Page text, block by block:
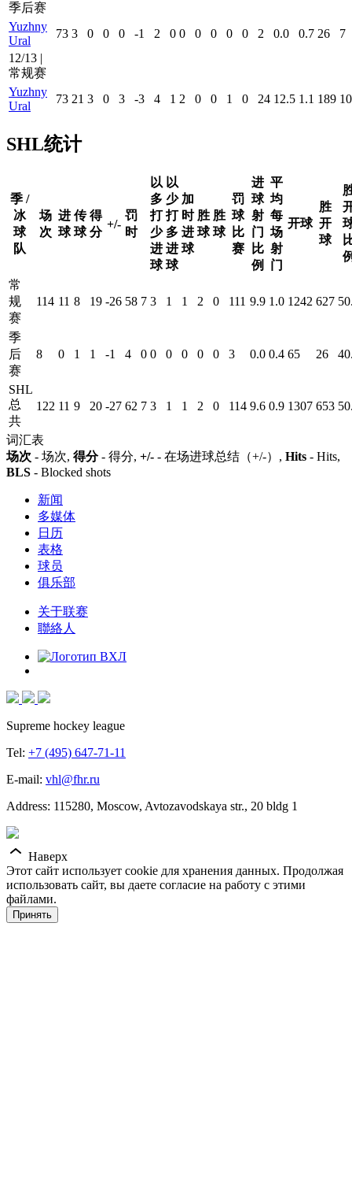
季后赛
Yuzhny
Ural
73 3 0 0 0 -1 2 0 0 0 0 0 0 2 0.0 0.7 26
7
12/13 |
常规赛
Yuzhny
Ural
73 21 3 0 3 -3 4 1 2 0 0 1 0 24 12.5 1.1 189
SHL统计
季 /
冰
球
队
场
次
进
球
传
球
得
分
+/-
罚
时
以
多
打
少
进
球
以
少
打
多
进
球
加
时
进
球
胜
球
胜
球
罚
球
比
赛
进
球
射
门
比
例
平
均
每
场
射
门
开球
胜
开
球
常
规
赛
114 11 8 19 -26 58 7 3 1 1 2 0 111 9.9 1.0 1242 627
季
后
赛
8 0 1 1 -1 4 0 0 0 0 0 0 3 0.0 0.4 65 26
SHL
总
共
122 11 9 20 -27 62 7 3 1 1 2 0 114 9.6 0.9 1307 653
词汇表
场次 - 场次, 得分- 得分, +/- - 在场进球总结（+/-）, Hits - Hits,
BLS - Blocked shots
新闻
多媒体
日历
表格
球员
俱乐部
关于联赛
聯絡人
Supreme hockey league
Tel: +7 (495) 647-71-11
E-mail: vhl@fhr.ru
Address: 115280, Moscow, Avtozavodskaya str., 20 bldg 1
Наверх
Этот сайт использует cookie для хранения данных. Продолжая
использовать сайт, вы даете согласие на работу с этими
файлами.
Принять